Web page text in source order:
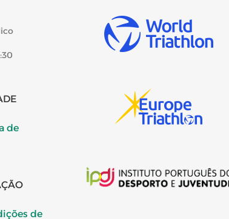
de
de